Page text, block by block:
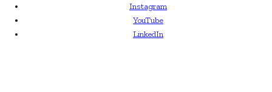
Instagram
YouTube
LinkedIn